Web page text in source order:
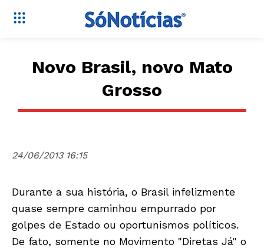
Novo Brasil, novo Mato
Grosso
24/06/2013 16:15
Durante a sua história, o Brasil infelizmente
quase sempre caminhou empurrado por
golpes de Estado ou oportunismos políticos.
De fato, somente no Movimento "Diretas Já" o